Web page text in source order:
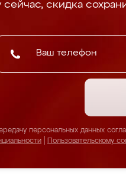
сейчас, скидка
персональных данных
Пользовательскому